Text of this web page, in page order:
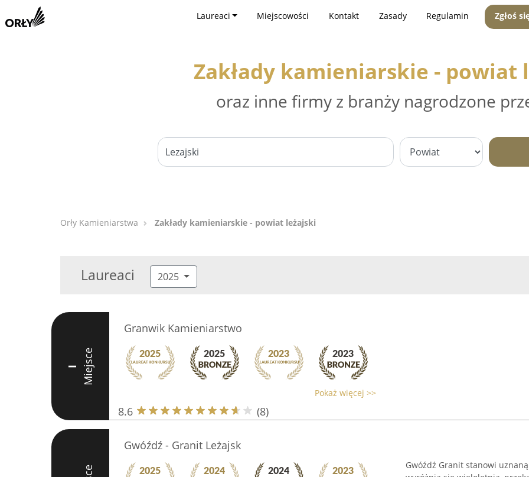
Laureaci Miejscowości Kontakt Zasady Regulamin Zgłoś
Zakłady kamieniarskie - powiat
oraz inne firmy z branży nagrodzone
Orły Kamieniarstwa Zakłady kamieniarskie - powiat leżajski
Laureaci 2025
I Miejsce
Granwik Kamieniarstwo
Pokaż więcej >>
8.6 (8)
Gwóźdź - Granit Leżajsk
Gwóźdź Granit stanowi